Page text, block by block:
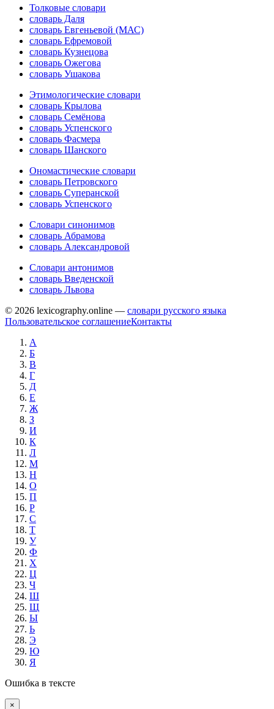
Толковые словари
словарь Даля
словарь Евгеньевой (МАС)
словарь Ефремовой
словарь Кузнецова
словарь Ожегова
словарь Ушакова
Этимологические словари
словарь Крылова
словарь Семёнова
словарь Успенского
словарь Фасмера
словарь Шанского
Ономастические словари
словарь Петровского
словарь Суперанской
словарь Успенского
Словари синонимов
словарь Абрамова
словарь Александровой
Словари антонимов
словарь Введенской
словарь Львова
© 2026 lexicography.online — словари русского языка
Пользовательское соглашениеКонтакты
А
Б
В
Г
Д
Е
Ж
З
И
К
Л
М
Н
О
П
Р
С
Т
У
Ф
Х
Ц
Ч
Ш
Щ
Ы
Ь
Э
Ю
Я
Ошибка в тексте
×